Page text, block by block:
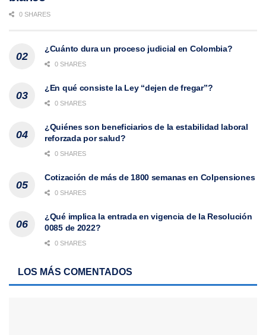
0 SHARES
¿Cuánto dura un proceso judicial en Colombia?
0 SHARES
¿En qué consiste la Ley “dejen de fregar”?
0 SHARES
¿Quiénes son beneficiarios de la estabilidad laboral
reforzada por salud?
0 SHARES
Cotización de más de 1800 semanas en Colpensiones
0 SHARES
¿Qué implica la entrada en vigencia de la Resolución
0085 de 2022?
0 SHARES
LOS MÁS COMENTADOS